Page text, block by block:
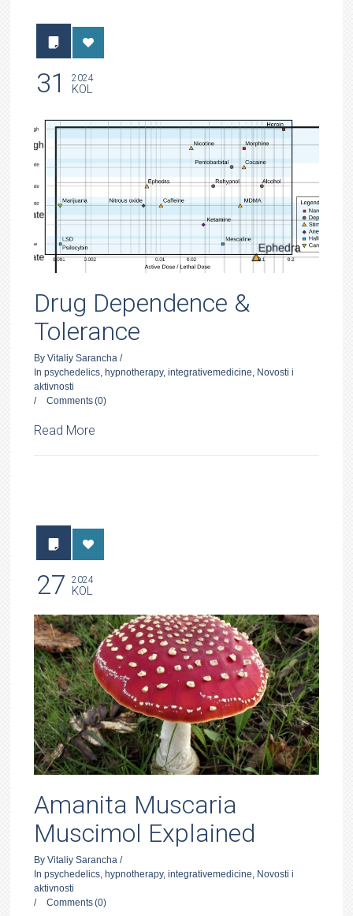
31 2024
KOL
Drug Dependence &
Tolerance
ByVitaliy Sarancha /
Inpsychedelics, hypnotherapy,integrativemedicine, Novosti i
aktivnosti
/
Comments(0)
Read More
27 2024
KOL
Amanita Muscaria
Muscimol Explained
ByVitaliy Sarancha /
Inpsychedelics, hypnotherapy,integrativemedicine, Novosti i
aktivnosti
/
Comments(0)